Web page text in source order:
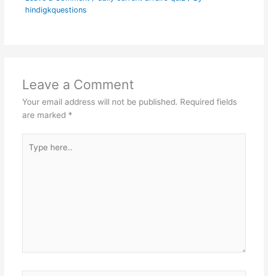
hindigkquestions
Leave a Comment
Your email address will not be published. Required fields
are marked *
here..